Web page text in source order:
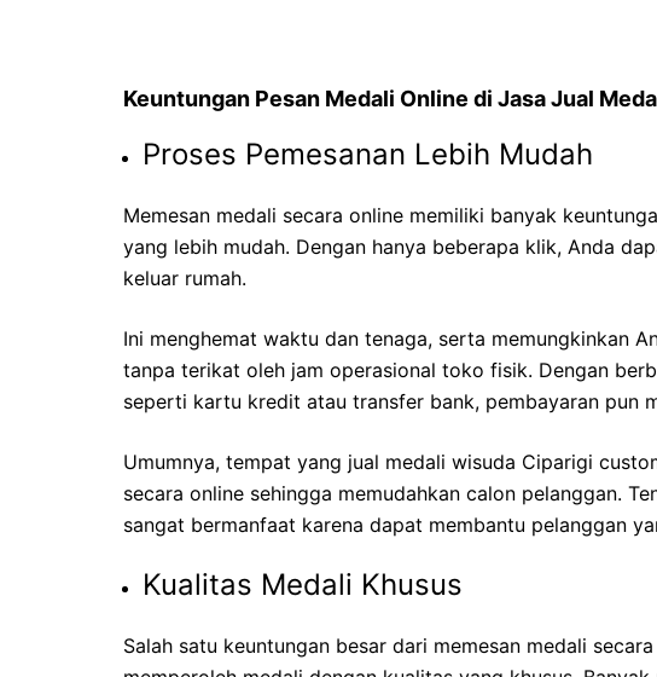
Keuntungan Pesan Medali Online di Jasa Jual
Proses Pemesanan Lebih Mudah
Memesan medali secara online memiliki banyak
yang lebih mudah. Dengan hanya beberapa klik, Anda
keluar rumah.
Ini menghemat waktu dan tenaga, serta memungkinkan
tanpa terikat oleh jam operasional toko fisik. Dengan
seperti kartu kredit atau transfer bank, pembayaran pun
Umumnya, tempat yang jual medali wisuda Ciparigi
secara online sehingga memudahkan calon pelanggan.
sangat bermanfaat karena dapat membantu pelanggan
Kualitas Medali Khusus
Salah satu keuntungan besar dari memesan medali